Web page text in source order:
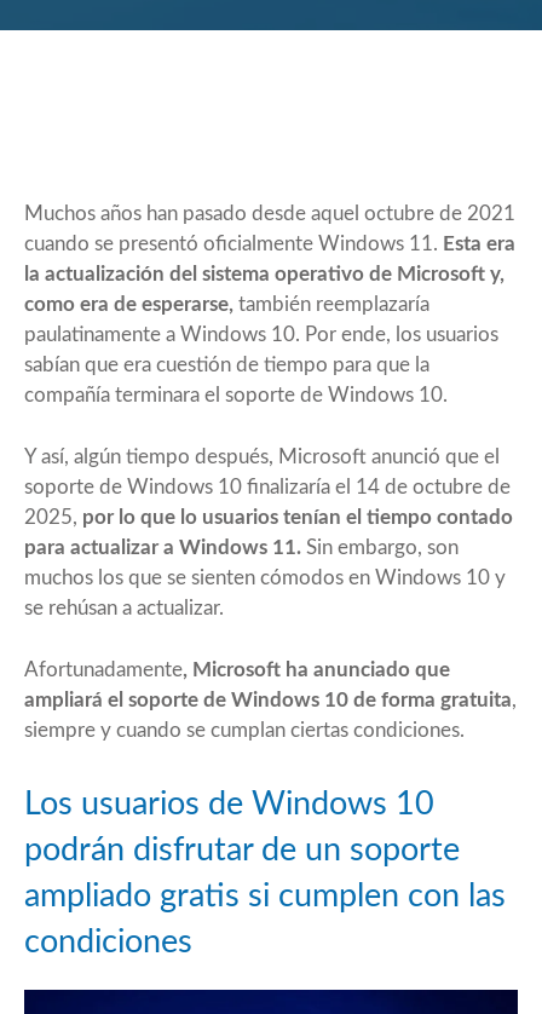
Muchos años han pasado desde aquel octubre de 2021
cuando se presentó oficialmente Windows 11. Esta era
la actualización del sistema operativo de Microsoft y,
como era de esperarse, también reemplazaría
paulatinamente a Windows 10. Por ende, los usuarios
sabían que era cuestión de tiempo para que la
compañía terminara el soporte de Windows 10.
Y así, algún tiempo después, Microsoft anunció que el
soporte de Windows 10 finalizaría el 14 de octubre de
2025, por lo que lo usuarios tenían el tiempo contado
para actualizar a Windows 11. Sin embargo, son
muchos los que se sienten cómodos en Windows 10 y
se rehúsan a actualizar.
Afortunadamente, Microsoft ha anunciado que
ampliará el soporte de Windows 10 de forma gratuita,
siempre y cuando se cumplan ciertas condiciones.
Los usuarios de Windows 10
podrán disfrutar de un soporte
ampliado gratis si cumplen con las
condiciones